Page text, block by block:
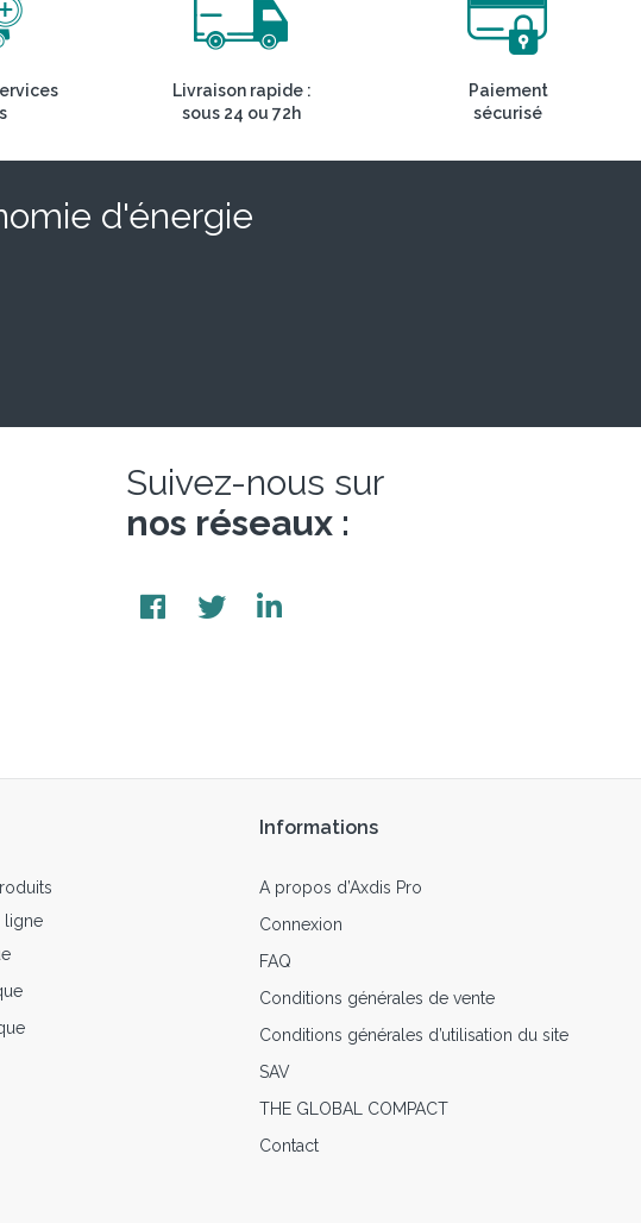
Livraison rapide :
sous 24 ou 72h
Paiement
sécurisé
d'énergie
Suivez-nous sur
nos réseaux :
ligne
Informations
A propos d’Axdis Pro
Connexion
FAQ
Conditions générales de vente
Conditions générales d’utilisation du site
SAV
THE GLOBAL COMPACT
Contact